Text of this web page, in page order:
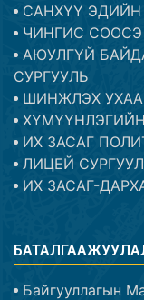
САНХҮҮ ЭДИЙН
ЧИНГИС СООСЭ
АЮУЛГҮЙ
СУРГУУЛЬ
ШИНЖЛЭХ
ИХ ЗАСАГ
ЛИЦЕЙ
ИХ ЗАСАГ-
Байгууллагын